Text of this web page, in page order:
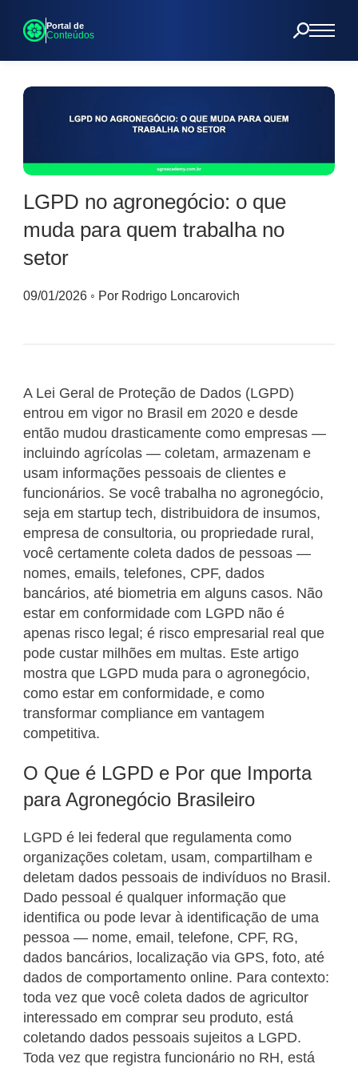
Portal de
Conteúdos
LGPD no agronegócio: o que
muda para quem trabalha no
setor
09/01/2026 ◦ Por Rodrigo Loncarovich
A Lei Geral de Proteção de Dados (LGPD)
entrou em vigor no Brasil em 2020 e desde
então mudou drasticamente como empresas —
incluindo agrícolas — coletam, armazenam e
usam informações pessoais de clientes e
funcionários. Se você trabalha no agronegócio,
seja em startup tech, distribuidora de insumos,
empresa de consultoria, ou propriedade rural,
você certamente coleta dados de pessoas —
nomes, emails, telefones, CPF, dados
bancários, até biometria em alguns casos. Não
estar em conformidade com LGPD não é
apenas risco legal; é risco empresarial real que
pode custar milhões em multas. Este artigo
mostra que LGPD muda para o agronegócio,
como estar em conformidade, e como
transformar compliance em vantagem
competitiva.
O Que é LGPD e Por que Importa
para Agronegócio Brasileiro
LGPD é lei federal que regulamenta como
organizações coletam, usam, compartilham e
deletam dados pessoais de indivíduos no Brasil.
Dado pessoal é qualquer informação que
identifica ou pode levar à identificação de uma
pessoa — nome, email, telefone, CPF, RG,
dados bancários, localização via GPS, foto, até
dados de comportamento online. Para contexto:
toda vez que você coleta dados de agricultor
interessado em comprar seu produto, está
coletando dados pessoais sujeitos a LGPD.
Toda vez que registra funcionário no RH, está